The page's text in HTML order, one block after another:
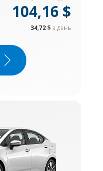
104,16 $
34,72 $ в день